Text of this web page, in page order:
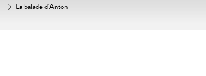
La balade d'Anton